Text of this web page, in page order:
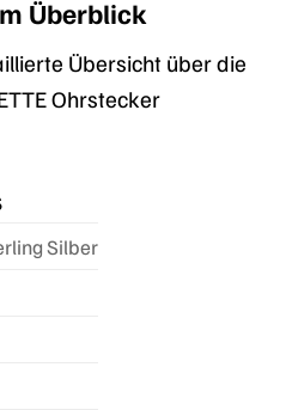
Überblick
Übersicht über die
Ohrstecker
Silber